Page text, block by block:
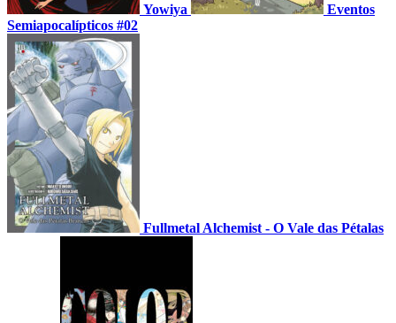
Yowiya
Eventos
Semiapocalípticos #02
Fullmetal Alchemist - O Vale das Pétalas